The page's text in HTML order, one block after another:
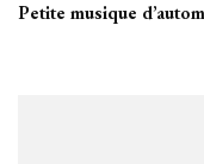
Petite musique